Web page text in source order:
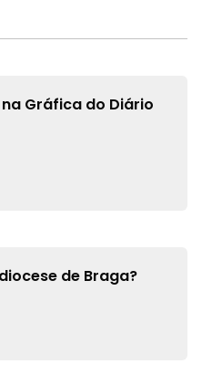
Gráfica do Diário
de Braga?